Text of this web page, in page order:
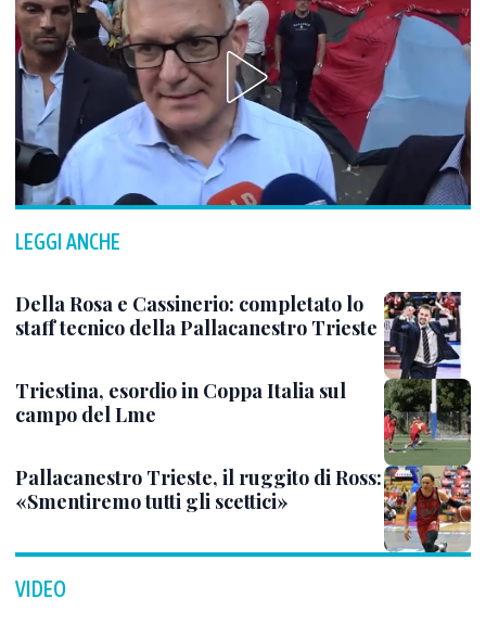
LEGGI ANCHE
Della Rosa e Cassinerio: completato lo
staff tecnico della Pallacanestro Trieste
Triestina, esordio in Coppa Italia sul
campo del Lme
Pallacanestro Trieste, il ruggito di Ross:
«Smentiremo tutti gli scettici»
VIDEO